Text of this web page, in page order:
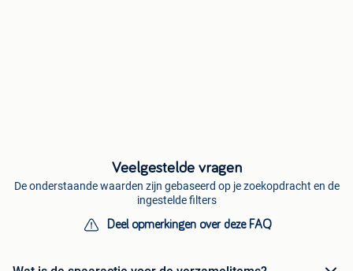
Veelgestelde vragen
De onderstaande waarden zijn gebaseerd op je zoekopdracht en de
ingestelde filters
Deel opmerkingen over deze FAQ